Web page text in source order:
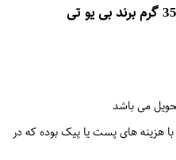
ر
می باشد
هزینه های پست یا پیک بوده که در